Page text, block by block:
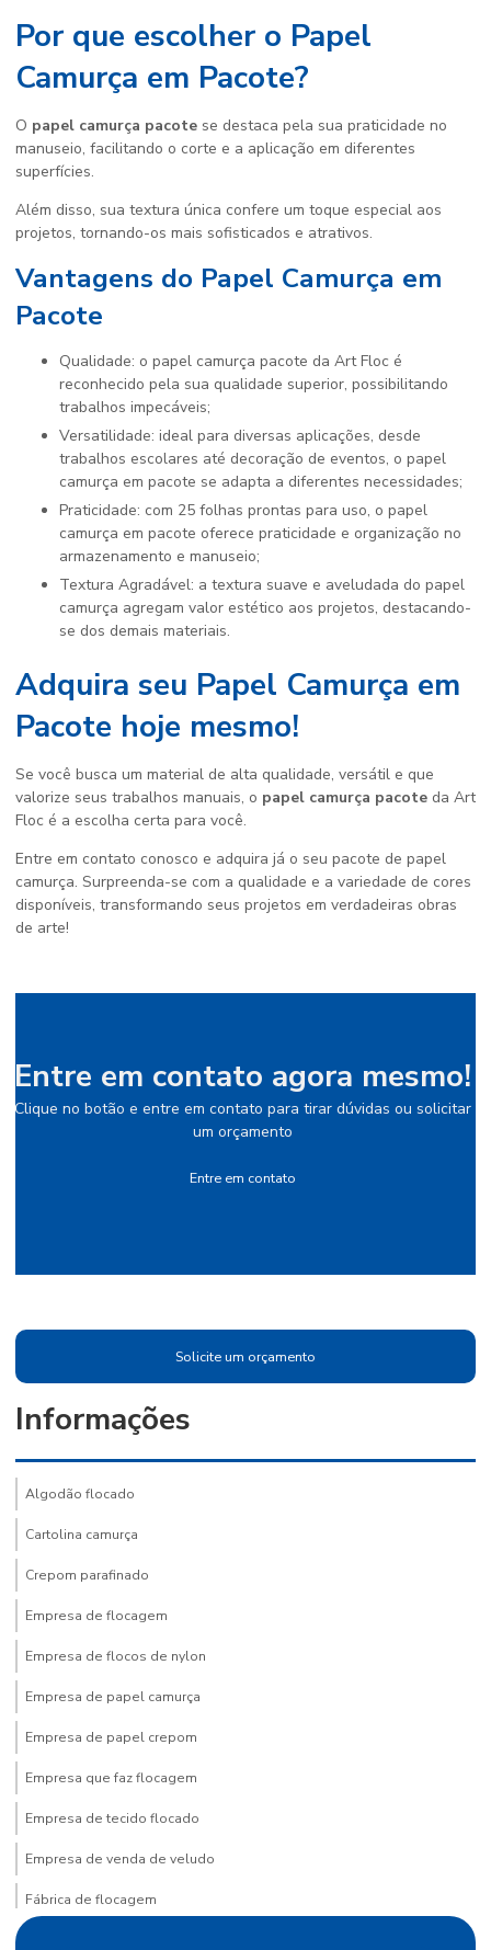
Por que escolher o Papel
Camurça em Pacote?
O papel camurça pacote se destaca pela sua praticidade no
manuseio, facilitando o corte e a aplicação em diferentes
superfícies.
Além disso, sua textura única confere um toque especial aos
projetos, tornando-os mais sofisticados e atrativos.
Vantagens do Papel Camurça em
Pacote
Qualidade: o papel camurça pacote da Art Floc é
reconhecido pela sua qualidade superior, possibilitando
trabalhos impecáveis;
Versatilidade: ideal para diversas aplicações, desde
trabalhos escolares até decoração de eventos, o papel
camurça em pacote se adapta a diferentes necessidades;
Praticidade: com 25 folhas prontas para uso, o papel
camurça em pacote oferece praticidade e organização no
armazenamento e manuseio;
Textura Agradável: a textura suave e aveludada do papel
camurça agregam valor estético aos projetos, destacando-
se dos demais materiais.
Adquira seu Papel Camurça em
Pacote hoje mesmo!
Se você busca um material de alta qualidade, versátil e que
valorize seus trabalhos manuais, o papel camurça pacote da Art
Floc é a escolha certa para você.
Entre em contato conosco e adquira já o seu pacote de papel
camurça. Surpreenda-se com a qualidade e a variedade de cores
disponíveis, transformando seus projetos em verdadeiras obras
de arte!
Entre em contato agora mesmo!
Clique no botão e entre em contato para tirar dúvidas ou solicitar
um orçamento
Entre em contato
Solicite um orçamento
Informações
Algodão flocado
Cartolina camurça
Crepom parafinado
Empresa de flocagem
Empresa de flocos de nylon
Empresa de papel camurça
Empresa de papel crepom
Empresa que faz flocagem
Empresa de tecido flocado
Empresa de venda de veludo
Fábrica de flocagem